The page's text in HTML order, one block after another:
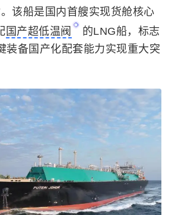
该船是国内首艘实现货舱核心
国产超低温阀
的LNG船，标志
装备国产化配套能力实现重大突